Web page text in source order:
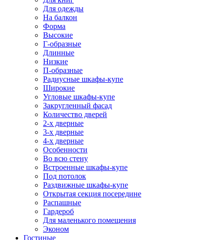
Для одежды
На балкон
Форма
Высокие
Г-образные
Длинные
Низкие
П-образные
Радиусные шкафы-купе
Широкие
Угловые шкафы-купе
Закругленный фасад
Количество дверей
2-х дверные
3-х дверные
4-х дверные
Особенности
Во всю стену
Встроенные шкафы-купе
Под потолок
Раздвижные шкафы-купе
Открытая секция посередине
Распашные
Гардероб
Для маленького помещения
Эконом
Гостиные